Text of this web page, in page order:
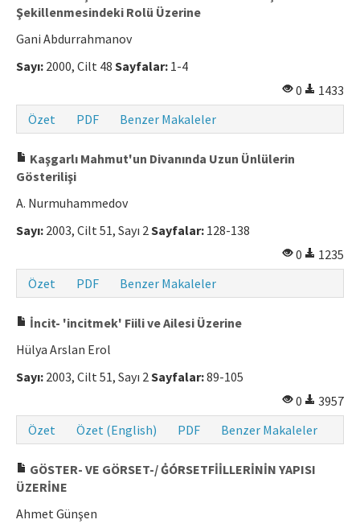
ISSN: 0564-5050 · e-ISSN: 2651-5113
Şekillenmesindeki Rolü Üzerine
Gani Abdurrahmanov
Sayı: 2000, Cilt 48 Sayfalar: 1-4
0
1433
Özet
PDF Benzer Makaleler
Kaşgarlı Mahmut'un Divanında Uzun Ünlülerin
Gösterilişi
A. Nurmuhammedov
Sayı: 2003, Cilt 51, Sayı 2Sayfalar: 128-138
0
1235
Özet
PDF Benzer Makaleler
İncit- 'incitmek' Fiili ve Ailesi Üzerine
Hülya Arslan Erol
Sayı: 2003, Cilt 51, Sayı 2Sayfalar:89-105
0
3957
Özet
Özet (English) PDF Benzer Makaleler
GÖSTER- VE GÖRSET-/ ĠÓRSETFİİLLERİNİN YAPISI
ÜZERİNE
Ahmet Günşen